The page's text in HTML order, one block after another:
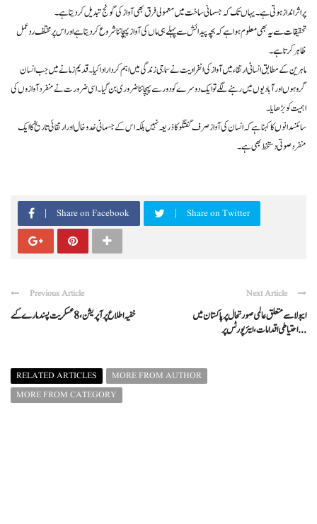
پر اثر انداز ہوتی ہے۔ یہاں تک کہ جسمانی ساخت میں معمولی فرق بھی آواز کی گونج تبدیل کر دیتا ہے۔
تحقیقات سے یہ بھی معلوم ہوا ہے کہ بچہ پیدائش سے پہلے ہی ماں کی آواز پہچاننا شروع کر دیتا ہے اور اس پر مختلف ردعمل
ظاہر کرتا ہے۔
ماہرین کے مطابق انسانی ارتقاء میں آواز کی انفرادیت نے سماجی زندگی میں اہم کردار ادا کیا۔ قدیم زمانے میں جب انسان
گروہوں اور آبادیوں میں رہنے لگے تو ایک دوسرے کو دور سے پہچاننا ضروری بن گیا۔ اسی ضرورت نے منفرد آوازوں کی
اہمیت کو بڑھایا۔
سائنسدانوں کا کہنا ہے کہ انسان کی آواز صرف گفتگو کا ذریعہ نہیں بلکہ اس کے جسمانی خدوخال اور ارتقائی تاریخ کا ایک
منفرد صوتی دستخط بھی ہے۔
Share on Facebook Share on Twitter
Previous Article
خفیہ اطلاع پر آپریشن، 8 عسکریت پسند مارے گئے
Next Article
ایبولا سے متعلق عالمی صورتحال پر پاکستان میں
احتیاطی اقدامات، ایئرپورٹس پر ...
RELATED ARTICLES
MORE FROM AUTHOR
MORE FROM CATEGORY